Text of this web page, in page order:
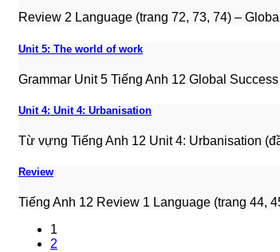
Review 2 Language (trang 72, 73, 74) –
Unit 5: The world of work
Grammar Unit 5 Tiếng Anh 12 Global
Unit 4: Unit 4: Urbanisation
Từ vựng Tiếng Anh 12 Unit 4: Urbanisation
Review
Tiếng Anh 12 Review 1 Language (trang 44,
1
2